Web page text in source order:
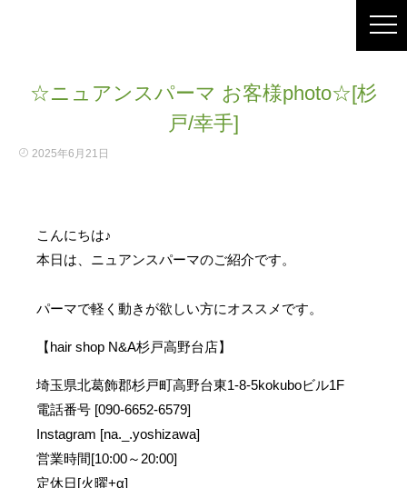
☆ニュアンスパーマ お客様photo☆[杉
戸/幸手]
2025年6月21日
こんにちは♪
本日は、ニュアンスパーマのご紹介です。
パーマで軽く動きが欲しい方にオススメです。
【hair shop N&A杉戸高野台店】
埼玉県北葛飾郡杉戸町高野台東1-8-5kokuboビル1F
電話番号 [090-6652-6579]
Instagram [na._.yoshizawa]
営業時間[10:00～20:00]
定休日[火曜+α]